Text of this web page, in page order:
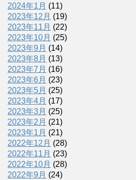
2024年1月 (11)
2023年12月 (19)
2023年11月 (22)
2023年10月 (25)
2023年9月 (14)
2023年8月 (13)
2023年7月 (16)
2023年6月 (23)
2023年5月 (25)
2023年4月 (17)
2023年3月 (25)
2023年2月 (21)
2023年1月 (21)
2022年12月 (28)
2022年11月 (23)
2022年10月 (28)
2022年9月 (24)